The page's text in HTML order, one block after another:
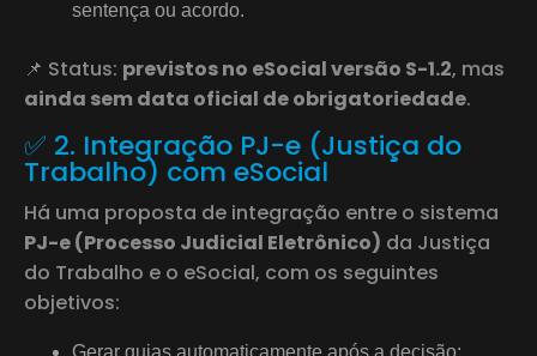
sentença ou acordo.
📌 Status: previstos no eSocial versão S-1.2, mas
ainda sem data oficial de obrigatoriedade.
✅ 2. Integração PJ-e (Justiça do
Trabalho) com eSocial
Há uma proposta de integração entre o sistema
PJ-e (Processo Judicial Eletrônico) da Justiça
do Trabalho e o eSocial, com os seguintes
objetivos:
Gerar guias automaticamente após a decisão;